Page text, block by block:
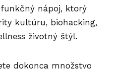
nápoj, ktorý
kultúru, biohacking,
životný štýl.
dokonca množstvo